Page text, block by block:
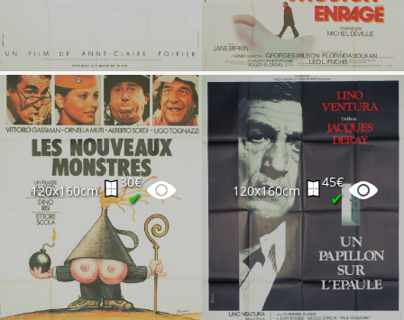
120x160cm
30€
✔ 120x160cm
45€
✔